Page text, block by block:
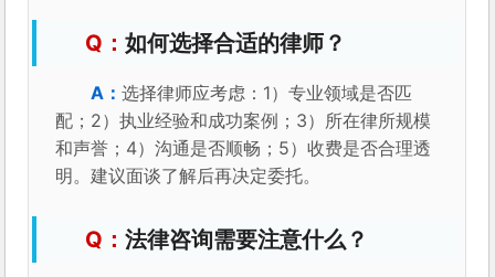
如何选择合适的律师？
选择律师应考虑：1）专业领域是否匹
配；2）执业经验和成功案例；3）所在律所规模
和声誉；4）沟通是否顺畅；5）收费是否合理透
明。建议面谈了解后再决定委托。
法律咨询需要注意什么？